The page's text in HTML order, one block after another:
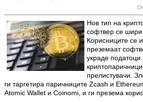
Нов тип на
софтвер се шири
Корисниците се
преземаат
украде податоци
прелистувачи.
ги таргетира паричниците Zcash и
Atomic Wallet и Coinomi, и ги презема